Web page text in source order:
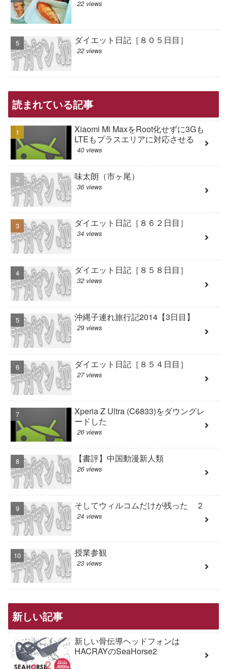
22 views
ダイエット日記［８０５日目］
22 views
読まれている記事
Xiaomi Mi MaxをRoot化せずに3Gも
LTEもプラスエリアに対応させる
40 views
味太朗（市ヶ尾）
36 views
ダイエット日記［８６２日目］
34 views
ダイエット日記［８５８日目］
32 views
沖縄子連れ旅行記2014【3日目】
29 views
ダイエット日記［８５４日目］
27 views
Xperia Z Ultra (C6833)をダウングレ
ードした
26 views
【書評】中国動漫新人類
26 views
そしてウィルコムだけが残った ２
24 views
授業参観
23 views
新しい記事
新しい骨伝導ヘッドフォンは
HACRAYのSeaHorse2